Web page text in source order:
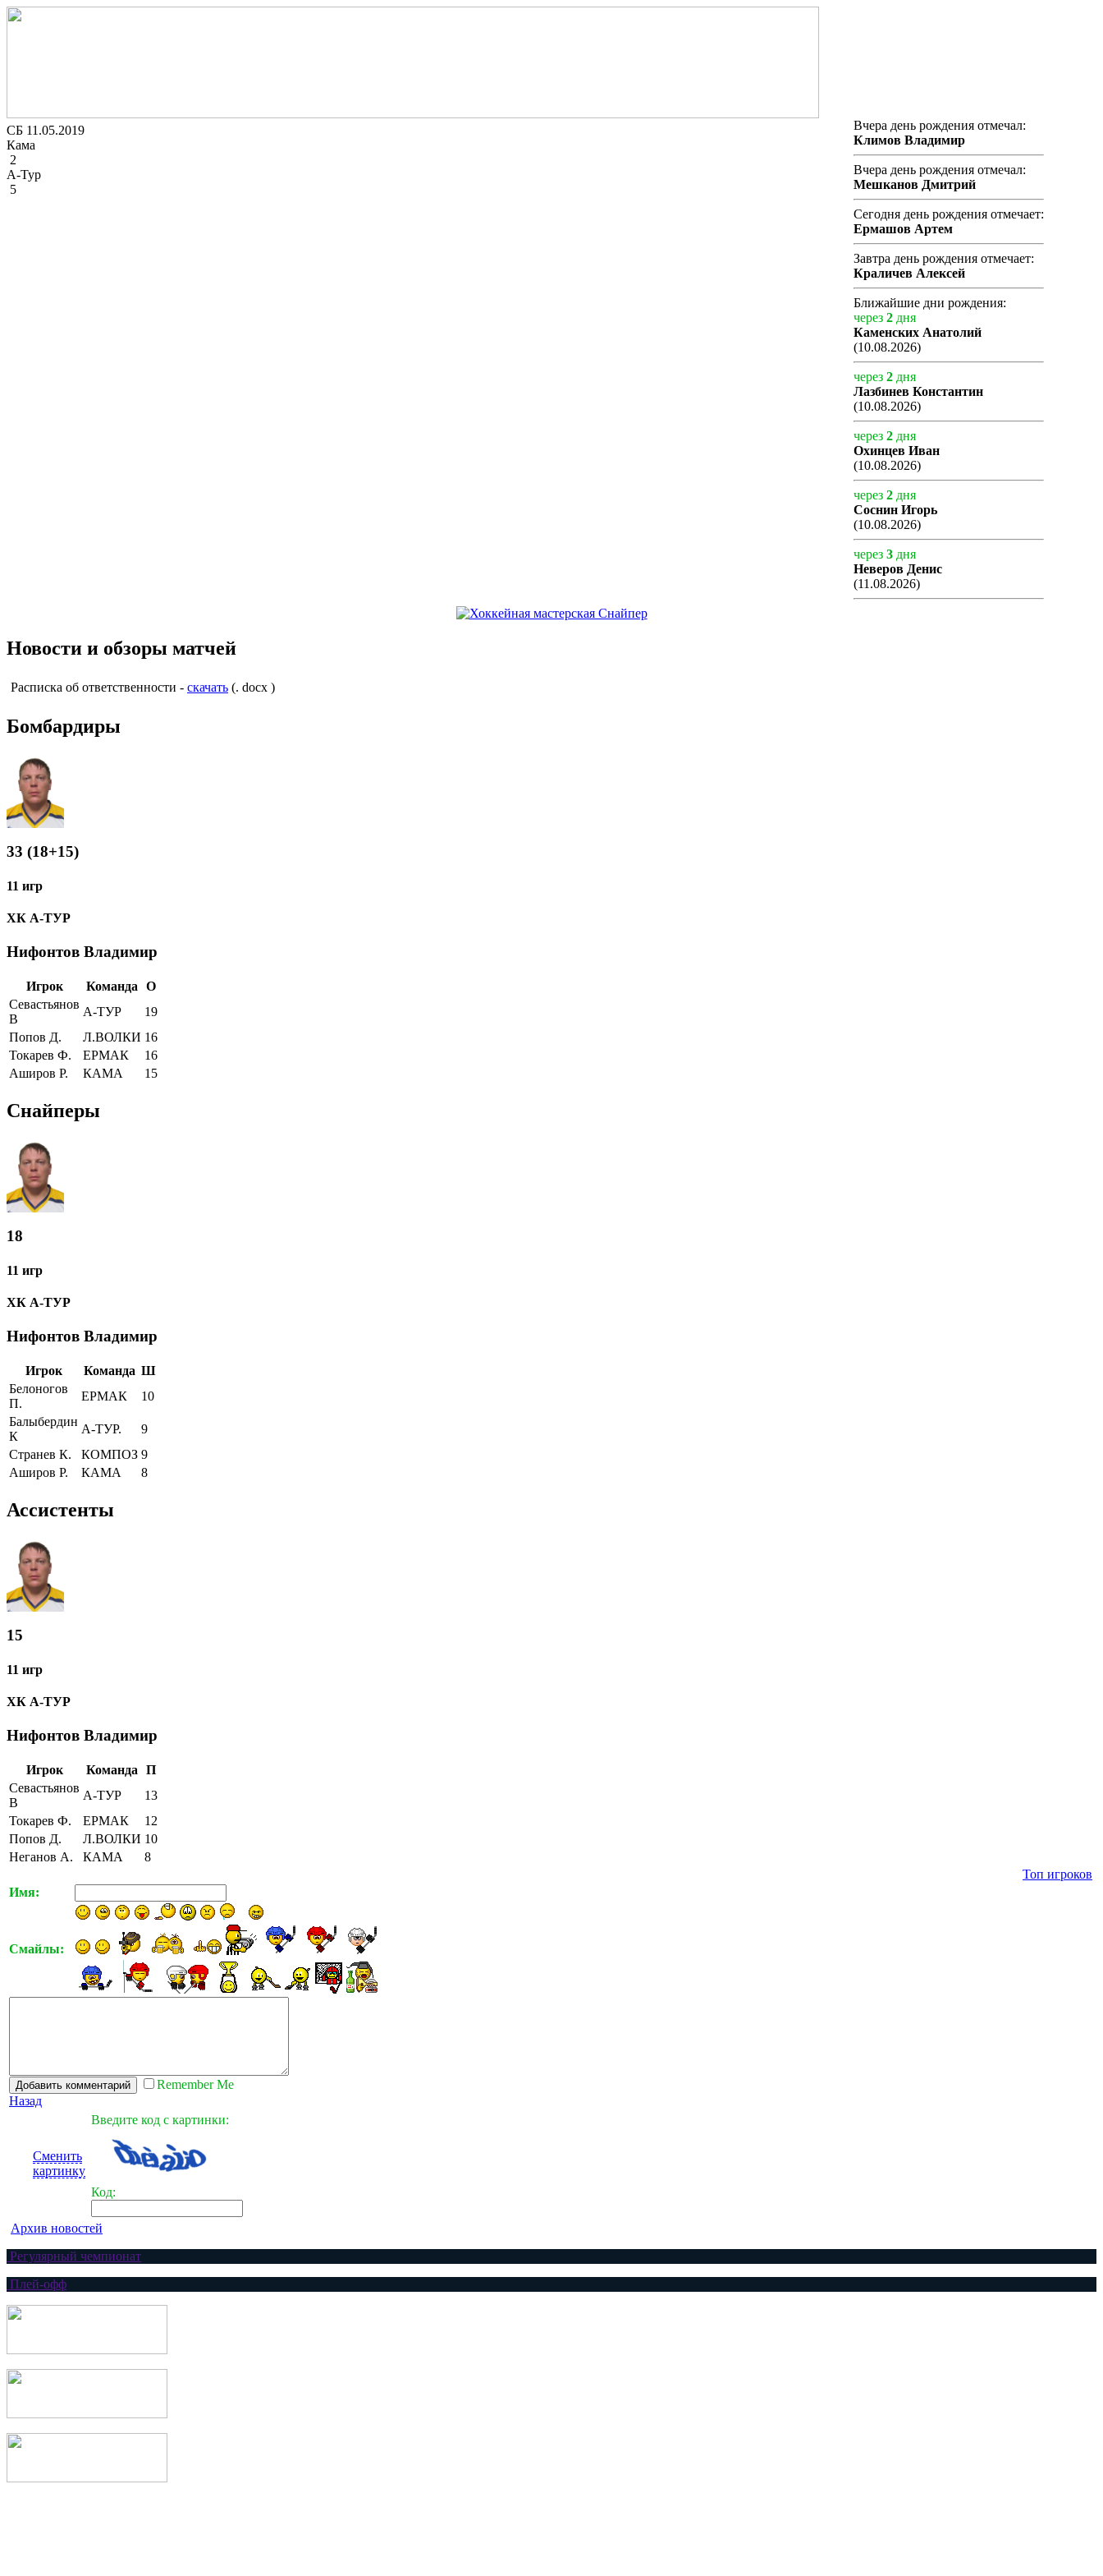
СБ 11.05.2019
Кама
2
А-Тур
5
Вчера день рождения отмечал:
Климов Владимир
Вчера день рождения отмечал:
Мешканов Дмитрий
Сегодня день рождения отмечает:
Ермашов Артем
Завтра день рождения отмечает:
Краличев Алексей
Ближайшие дни рождения:
через 2дня
Каменских Анатолий
(10.08.2026)
через 2дня
Лазбинев Константин
(10.08.2026)
через 2дня
Охинцев Иван
(10.08.2026)
через 2дня
Соснин Игорь
(10.08.2026)
через 3дня
Неверов Денис
(11.08.2026)
Новости и обзоры матчей
Расписка об ответственности - скачать (. docx )
Бомбардиры
33 (18+15)
11 игр
ХК А-ТУР
Нифонтов Владимир
Игрок Команда
О
Севастьянов
В
А-ТУР
19
Попов Д.
Л.ВОЛКИ 16
Токарев Ф.
ЕРМАК
16
Аширов Р.
КАМА 15
Снайперы
18
11 игр
ХК А-ТУР
Нифонтов Владимир
Игрок Команда Ш
Белоногов
П.
ЕРМАК
10
Балыбердин
К
А-ТУР.
9
Странев К.
КОМПОЗ 9
Аширов Р.
КАМА 8
Ассистенты
15
11 игр
ХК А-ТУР
Нифонтов Владимир
Игрок Команда
П
Севастьянов
В
А-ТУР
13
Токарев Ф.
ЕРМАК
12
Попов Д.
Л.ВОЛКИ 10
Неганов А.
КАМА
8
Топ игроков
Имя:
Смайлы:
Remember Me
Назад
Сменить
картинку
Введите код с картинки:
Код:
Архив новостей
Регулярный чемпионат
Плей-офф